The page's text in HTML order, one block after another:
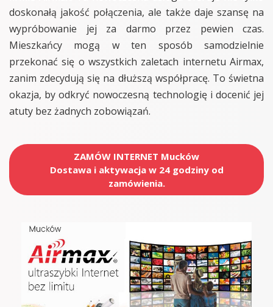
doskonałą jakość połączenia, ale także daje szansę na
wypróbowanie jej za darmo przez pewien czas.
Mieszkańcy mogą w ten sposób samodzielnie
przekonać się o wszystkich zaletach internetu Airmax,
zanim zdecydują się na dłuższą współpracę. To świetna
okazja, by odkryć nowoczesną technologię i docenić jej
atuty bez żadnych zobowiązań.
ZAMÓW INTERNET Mucków
Dostawa i aktywacja w 24 godziny od
zamówienia.